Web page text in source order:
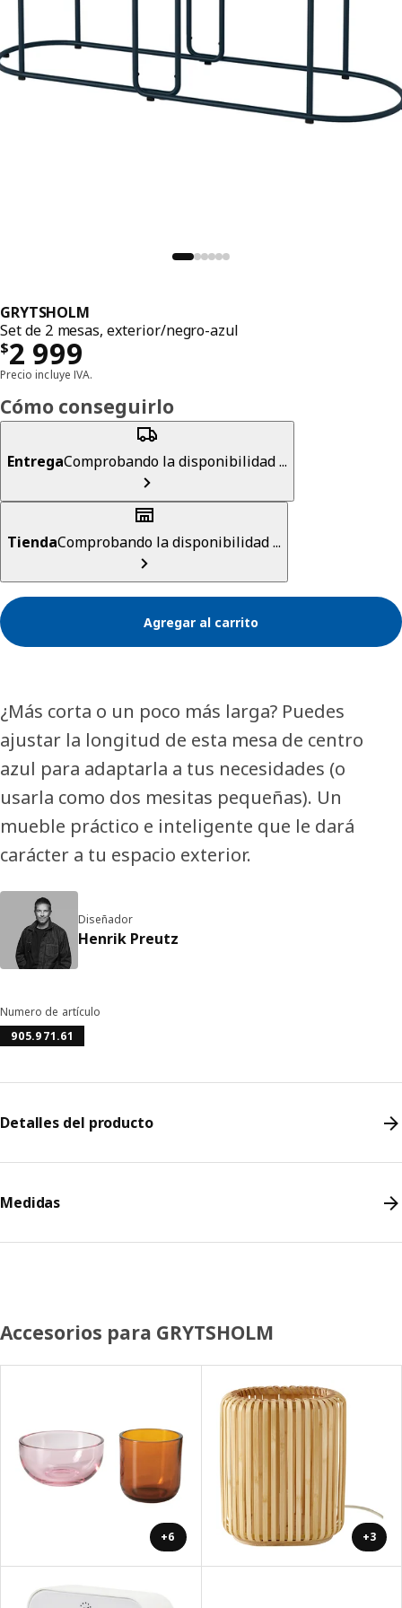
GRYTSHOLM
Set de 2 mesas, exterior/negro-azul
$2 999
Precio $ 2999
Precio incluye IVA.
Cómo conseguirlo
EntregaComprobando la disponibilidad ...
TiendaComprobando la disponibilidad ...
Agregar al carrito
¿Más corta o un poco más larga? Puedes
ajustar la longitud de esta mesa de centro
azul para adaptarla a tus necesidades (o
usarla como dos mesitas pequeñas). Un
mueble práctico e inteligente que le dará
carácter a tu espacio exterior.
Diseñador
Henrik Preutz
Numero de artículo
905.971.61
Detalles del producto
Medidas
Accesorios para GRYTSHOLM
+6 +3